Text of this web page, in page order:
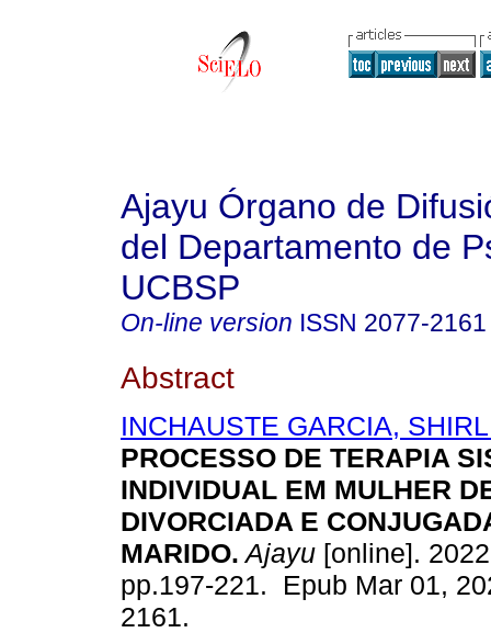
Ajayu Órgano de
del Departamento de
UCBSP
On-line version ISSN 2077-2161
Abstract
INCHAUSTE GARCIA,
PROCESSO DE TERAPIA
INDIVIDUAL EM MULHER
DIVORCIADA E
MARIDO. Ajayu [online].
pp.197-221. Epub Mar 01,
2161.